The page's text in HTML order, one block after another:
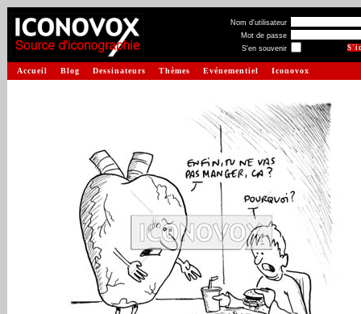
Nom d'utilisateur
Mot de passe
S'en souvenir
Accueil Blog Dessinateurs Thèmes Evénementiel Iconovox